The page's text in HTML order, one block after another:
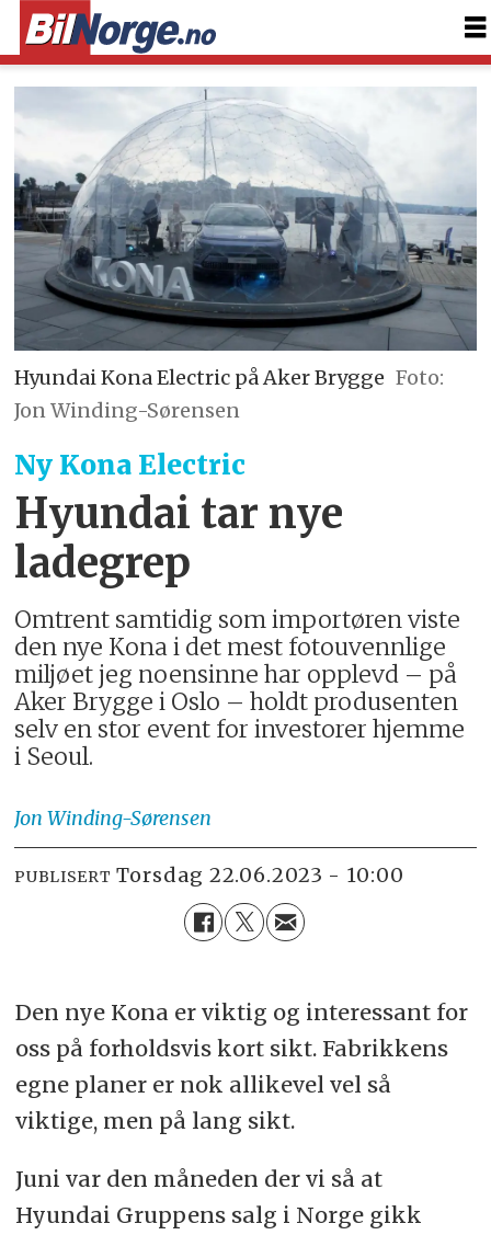
Hyundai Kona Electric på Aker Brygge Foto:
Jon Winding-Sørensen
Ny Kona Electric
Hyundai tar nye
ladegrep
Omtrent samtidig som importøren viste
den nye Kona i det mest fotouvennlige
miljøet jeg noensinne har opplevd – på
Aker Brygge i Oslo – holdt produsenten
selv en stor event for investorer hjemme
i Seoul.
Jon Winding-Sørensen
PUBLISERT torsdag 22.06.2023 - 10:00
Den nye Kona er viktig og interessant for
oss på forholdsvis kort sikt. Fabrikkens
egne planer er nok allikevel vel så
viktige, men på lang sikt.
Juni var den måneden der vi så at
Hyundai Gruppens salg i Norge gikk